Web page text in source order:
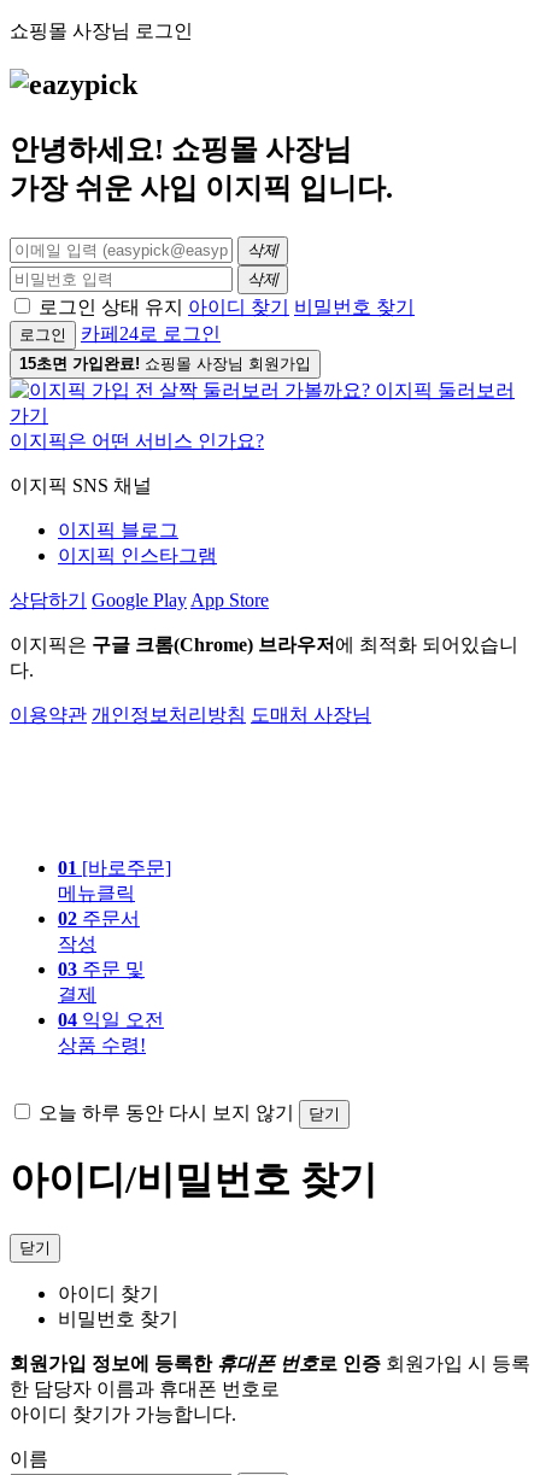
쇼핑몰 사장님 로그인
안녕하세요! 쇼핑몰 사장님
가장 쉬운 사입 이지픽 입니다.
삭제
삭제
로그인 상태 유지 아이디 찾기 비밀번호 찾기
로그인 카페24로 로그인
15초면 가입완료! 쇼핑몰 사장님 회원가입
이지픽은 어떤 서비스 인가요?
이지픽 SNS 채널
이지픽 블로그
이지픽 인스타그램
상담하기 Google Play App Store
이지픽은 구글 크롬(Chrome) 브라우저 에 최적화 되어있습니
다.
이용약관 개인정보처리방침 도매처 사장님
01 [바로주문]
메뉴클릭
02 주문서
작성
03 주문 및
결제
04 익일 오전
상품 수령!
오늘 하루 동안 다시 보지 않기 닫기
아이디/비밀번호 찾기
닫기
아이디 찾기
비밀번호 찾기
회원가입 정보에 등록한 휴대폰 번호로 인증 회원가입 시 등록
한 담당자 이름과 휴대폰 번호로
아이디 찾기가 가능합니다.
이름